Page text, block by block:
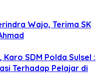
Wajo, Terima SK
Karo SDM Polda Sulsel :
Terhadap Pelajar di